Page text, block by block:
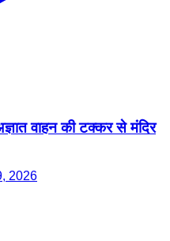
वाहन की टक्कर से मंदिर
2026